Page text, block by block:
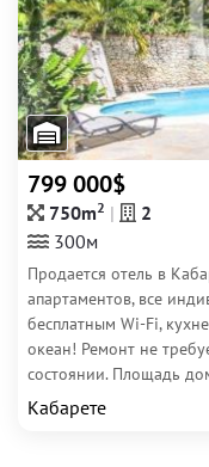
799 000$
750m2
2
300м
Продается отель в
апартаментов, все
бесплатным Wi-Fi,
океан! Ремонт не
состоянии. Площадь
Кабарете